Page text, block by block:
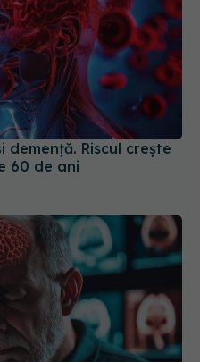
Riscul crește
60 de ani